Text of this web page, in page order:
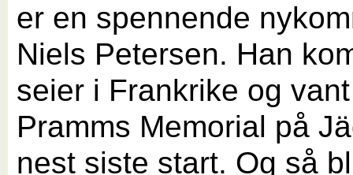
er en spennende
Niels Petersen. Han
seier i Frankrike og vant
Pramms Memorial på
nest siste start. Og så